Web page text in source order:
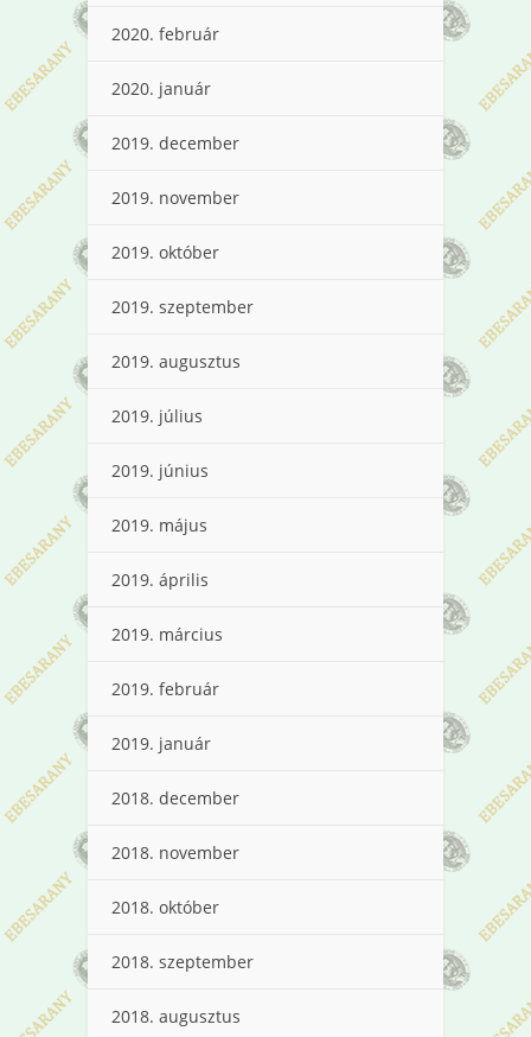
2020. február
2020. január
2019. december
2019. november
2019. október
2019. szeptember
2019. augusztus
2019. július
2019. június
2019. május
2019. április
2019. március
2019. február
2019. január
2018. december
2018. november
2018. október
2018. szeptember
2018. augusztus